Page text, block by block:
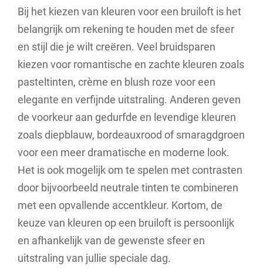
Bij het kiezen van kleuren voor een bruiloft is het
belangrijk om rekening te houden met de sfeer
en stijl die je wilt creëren. Veel bruidsparen
kiezen voor romantische en zachte kleuren zoals
pasteltinten, crème en blush roze voor een
elegante en verfijnde uitstraling. Anderen geven
de voorkeur aan gedurfde en levendige kleuren
zoals diepblauw, bordeauxrood of smaragdgroen
voor een meer dramatische en moderne look.
Het is ook mogelijk om te spelen met contrasten
door bijvoorbeeld neutrale tinten te combineren
met een opvallende accentkleur. Kortom, de
keuze van kleuren op een bruiloft is persoonlijk
en afhankelijk van de gewenste sfeer en
uitstraling van jullie speciale dag.